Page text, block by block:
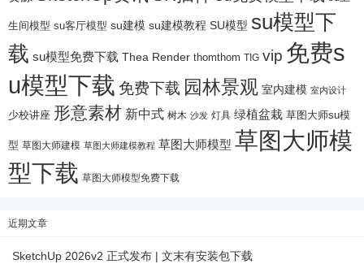
生间模型 su客厅模型 su建模 su建模教程 SU模型 su模型下
载 su模型免费下载 Thea Render thomthom TIG vip 免费s
u模型下载 免费下载 园林景观 室内建模 室内设计
少校讲座 形意素材 新中式 树木 沙发 灯具 绿植盆栽 草图大师su模
型 草图大师建模 草图大师建模教程 草图大师模型 草图大师模
型下载 草图大师模型免费下载
近期文章
SketchUp 2026v2 正式发布 | 文末有安装包下载